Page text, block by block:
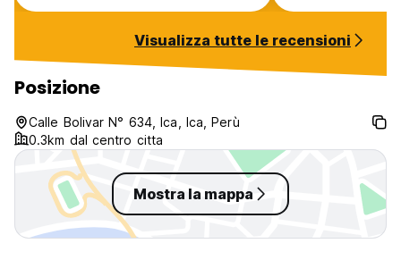
free breakfast.
great locations
outside my
Visualizza tutte le recensioni
Posizione
Calle Bolivar N° 634, Ica, Ica, Perù
0.3km dal centro citta
Mostra la mappa